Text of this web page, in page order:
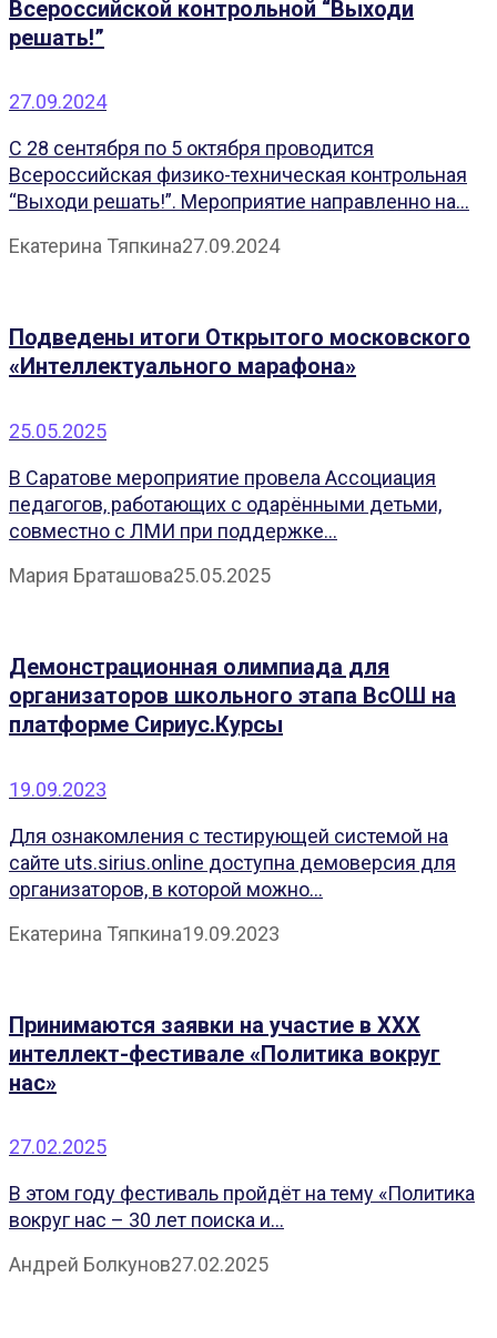
Всероссийской контрольной “Выходи
решать!”
27.09.2024
С 28 сентября по 5 октября проводится
Всероссийская физико-техническая контрольная
“Выходи решать!”. Мероприятие направленно на...
Екатерина Тяпкина27.09.2024
Подведены итоги Открытого московского
«Интеллектуального марафона»
25.05.2025
В Саратове мероприятие провела Ассоциация
педагогов, работающих с одарёнными детьми,
совместно с ЛМИ при поддержке...
Мария Браташова25.05.2025
Демонстрационная олимпиада для
организаторов школьного этапа ВсОШ на
платформе Сириус.Курсы
19.09.2023
Для ознакомления с тестирующей системой на
сайте uts.sirius.online доступна демоверсия для
организаторов, в которой можно...
Екатерина Тяпкина19.09.2023
Принимаются заявки на участие в XXX
интеллект-фестивале «Политика вокруг
нас»
27.02.2025
В этом году фестиваль пройдёт на тему «Политика
вокруг нас – 30 лет поиска и...
Андрей Болкунов27.02.2025